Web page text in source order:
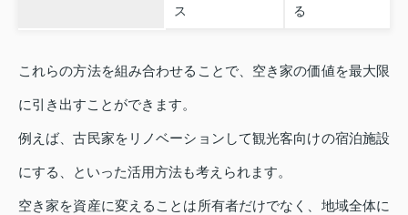
ス
る
これらの方法を組み合わせることで、空き家の価値を最大限
に引き出すことができます。
例えば、古民家をリノベーションして観光客向けの宿泊施設
にする、といった活用方法も考えられます。
空き家を資産に変えることは所有者だけでなく、地域全体に